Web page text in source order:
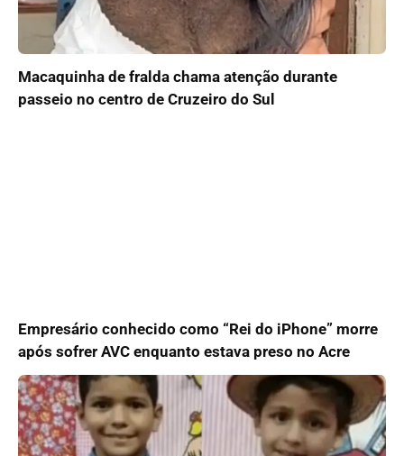
Macaquinha de fralda chama atenção durante
passeio no centro de Cruzeiro do Sul
Empresário conhecido como “Rei do iPhone” morre
após sofrer AVC enquanto estava preso no Acre